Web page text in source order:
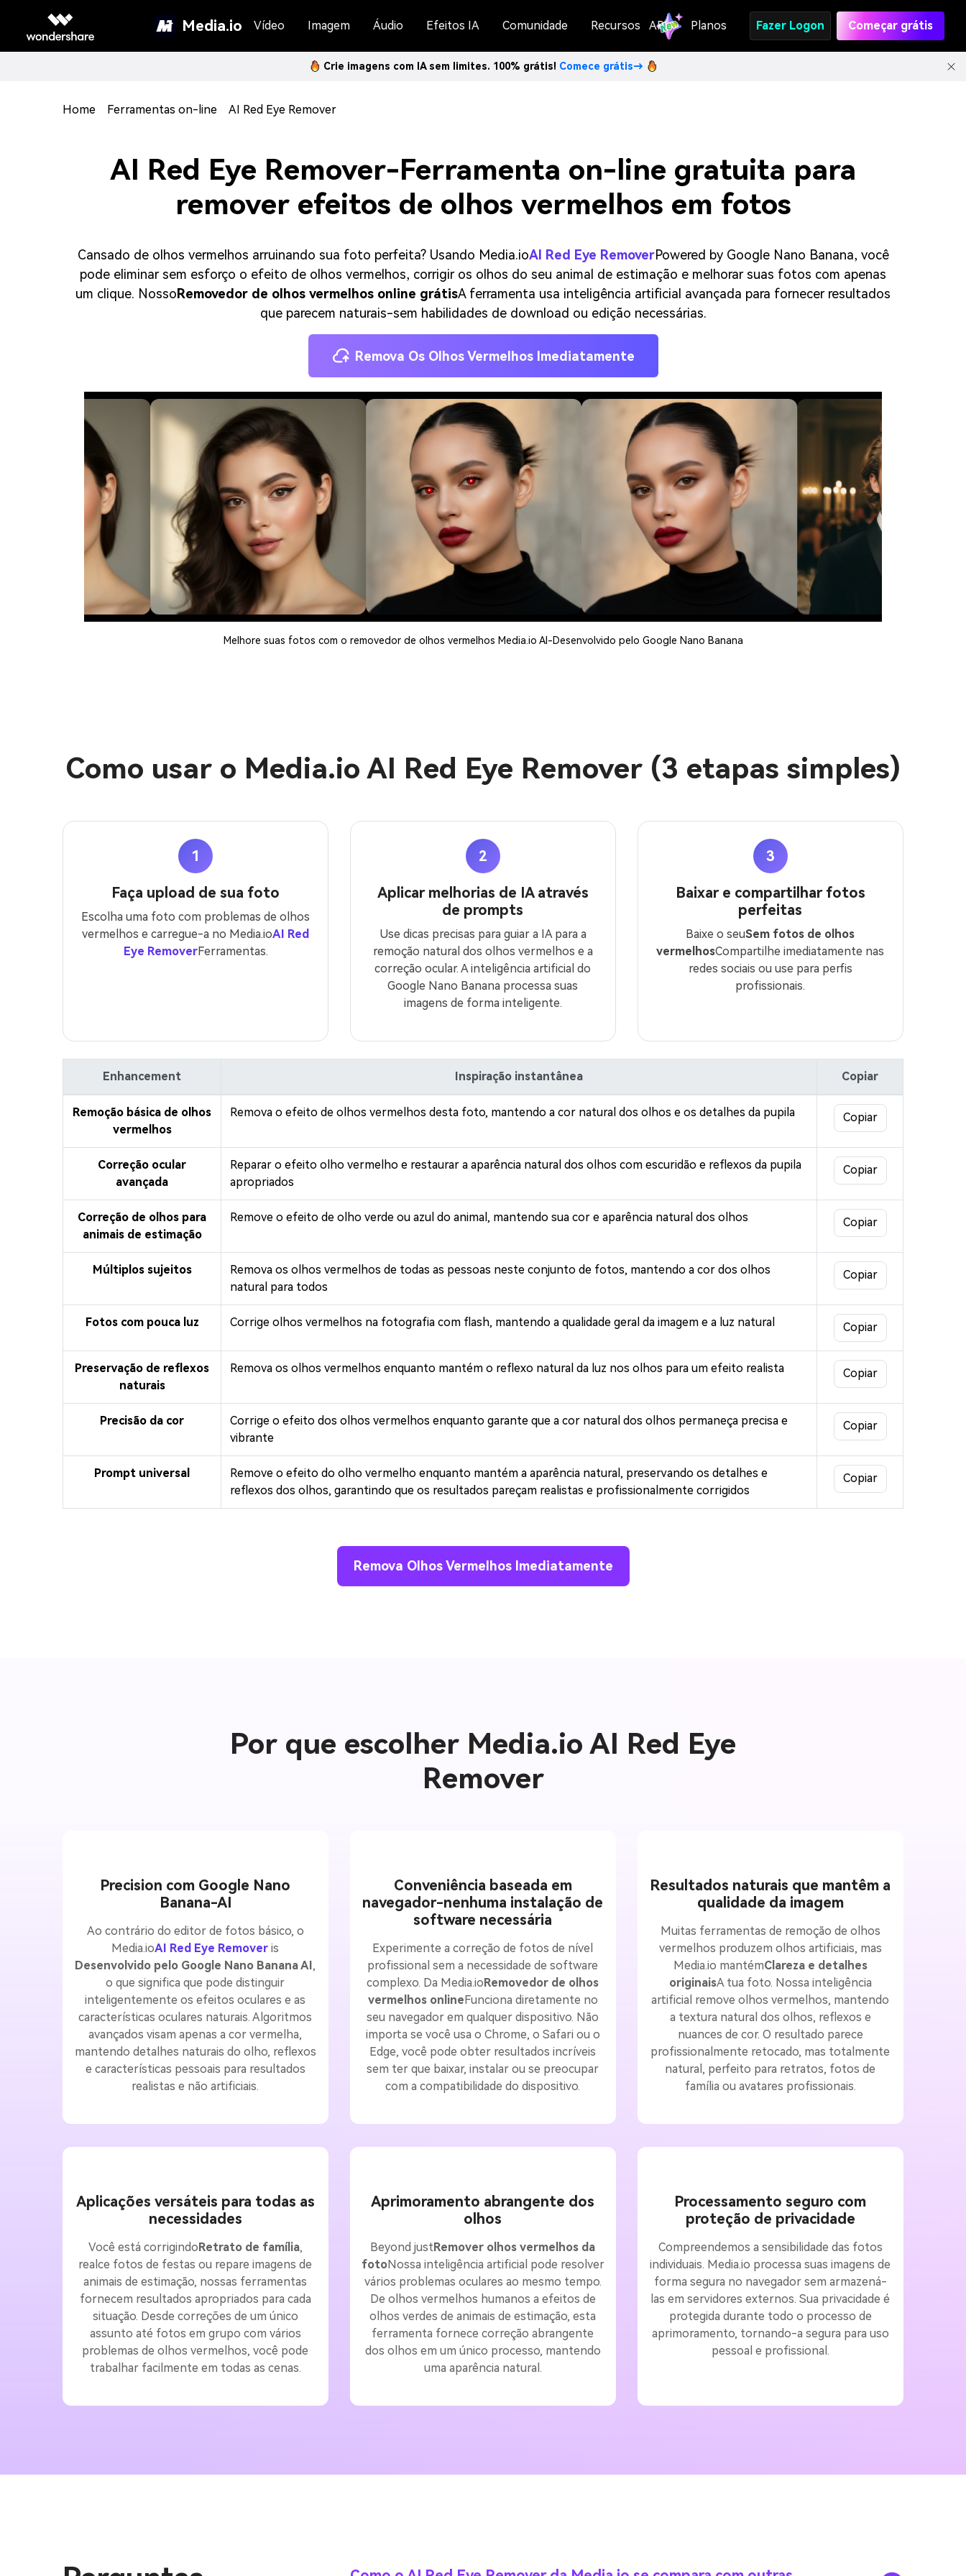
Media.io Vídeo Imagem Áudio Efeitos IA Comunidade Recursos API Planos Fazer Logon Começar grátis
Crie imagens com IA sem limites. 100% grátis! Comece grátis→
Home Ferramentas on-line AI Red Eye Remover
AI Red Eye Remover-Ferramenta on-line gratuita para
remover efeitos de olhos vermelhos em fotos
Cansado de olhos vermelhos arruinando sua foto perfeita? Usando Media.ioAI Red Eye RemoverPowered by Google Nano Banana, você
pode eliminar sem esforço o efeito de olhos vermelhos, corrigir os olhos do seu animal de estimação e melhorar suas fotos com apenas
um clique. NossoRemovedor de olhos vermelhos online grátisA ferramenta usa inteligência artificial avançada para fornecer resultados
que parecem naturais-sem habilidades de download ou edição necessárias.
Remova Os Olhos Vermelhos Imediatamente
Melhore suas fotos com o removedor de olhos vermelhos Media.io AI-Desenvolvido pelo Google Nano Banana
Como usar o Media.io AI Red Eye Remover (3 etapas simples)
1
Faça upload de sua foto
Escolha uma foto com problemas de olhos
vermelhos e carregue-a no Media.ioAI Red
Eye RemoverFerramentas.
2
Aplicar melhorias de IA através
de prompts
Use dicas precisas para guiar a IA para a
remoção natural dos olhos vermelhos e a
correção ocular. A inteligência artificial do
Google Nano Banana processa suas
imagens de forma inteligente.
3
Baixar e compartilhar fotos
perfeitas
Baixe o seuSem fotos de olhos
vermelhosCompartilhe imediatamente nas
redes sociais ou use para perfis
profissionais.
Enhancement Inspiração instantânea Copiar
Remoção básica de olhos
vermelhos
Remova o efeito de olhos vermelhos desta foto, mantendo a cor natural dos olhos e os detalhes da pupila Copiar
Correção ocular
avançada
Reparar o efeito olho vermelho e restaurar a aparência natural dos olhos com escuridão e reflexos da pupila
apropriados
Copiar
Correção de olhos para
animais de estimação
Remove o efeito de olho verde ou azul do animal, mantendo sua cor e aparência natural dos olhos Copiar
Múltiplos sujeitos
Remova os olhos vermelhos de todas as pessoas neste conjunto de fotos, mantendo a cor dos olhos
natural para todos
Copiar
Fotos com pouca luz Corrige olhos vermelhos na fotografia com flash, mantendo a qualidade geral da imagem e a luz natural Copiar
Preservação de reflexos
naturais
Remova os olhos vermelhos enquanto mantém o reflexo natural da luz nos olhos para um efeito realista Copiar
Precisão da cor
Corrige o efeito dos olhos vermelhos enquanto garante que a cor natural dos olhos permaneça precisa e
vibrante
Copiar
Prompt universal
Remove o efeito do olho vermelho enquanto mantém a aparência natural, preservando os detalhes e
reflexos dos olhos, garantindo que os resultados pareçam realistas e profissionalmente corrigidos
Copiar
Remova Olhos Vermelhos Imediatamente
Por que escolher Media.io AI Red Eye
Remover
Precision com Google Nano
Banana-AI
Ao contrário do editor de fotos básico, o
Media.ioAI Red Eye Remover is
Desenvolvido pelo Google Nano Banana AI,
o que significa que pode distinguir
inteligentemente os efeitos oculares e as
características oculares naturais. Algoritmos
avançados visam apenas a cor vermelha,
mantendo detalhes naturais do olho, reflexos
e características pessoais para resultados
realistas e não artificiais.
Conveniência baseada em
navegador-nenhuma instalação de
software necessária
Experimente a correção de fotos de nível
profissional sem a necessidade de software
complexo. Da Media.ioRemovedor de olhos
vermelhos onlineFunciona diretamente no
seu navegador em qualquer dispositivo. Não
importa se você usa o Chrome, o Safari ou o
Edge, você pode obter resultados incríveis
sem ter que baixar, instalar ou se preocupar
com a compatibilidade do dispositivo.
Resultados naturais que mantêm a
qualidade da imagem
Muitas ferramentas de remoção de olhos
vermelhos produzem olhos artificiais, mas
Media.io mantémClareza e detalhes
originaisA tua foto. Nossa inteligência
artificial remove olhos vermelhos, mantendo
a textura natural dos olhos, reflexos e
nuances de cor. O resultado parece
profissionalmente retocado, mas totalmente
natural, perfeito para retratos, fotos de
família ou avatares profissionais.
Aplicações versáteis para todas as
necessidades
Você está corrigindoRetrato de família,
realce fotos de festas ou repare imagens de
animais de estimação, nossas ferramentas
fornecem resultados apropriados para cada
situação. Desde correções de um único
assunto até fotos em grupo com vários
problemas de olhos vermelhos, você pode
trabalhar facilmente em todas as cenas.
Aprimoramento abrangente dos
olhos
Beyond justRemover olhos vermelhos da
fotoNossa inteligência artificial pode resolver
vários problemas oculares ao mesmo tempo.
De olhos vermelhos humanos a efeitos de
olhos verdes de animais de estimação, esta
ferramenta fornece correção abrangente
dos olhos em um único processo, mantendo
uma aparência natural.
Processamento seguro com
proteção de privacidade
Compreendemos a sensibilidade das fotos
individuais. Media.io processa suas imagens de
forma segura no navegador sem armazená-
las em servidores externos. Sua privacidade é
protegida durante todo o processo de
aprimoramento, tornando-a segura para uso
pessoal e profissional.